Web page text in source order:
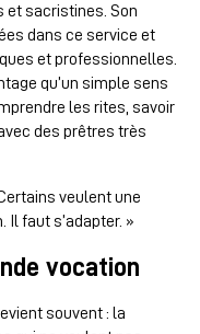
et sacristines. Son
dans ce service et
et professionnelles.
qu’un simple sens
les rites, savoir
des prêtres très
veulent une
Il faut s’adapter. »
vocation
souvent : la